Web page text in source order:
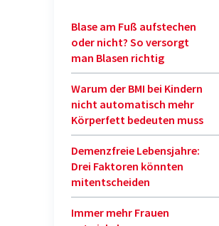
Blase am Fuß aufstechen
oder nicht? So versorgt
man Blasen richtig
Warum der BMI bei Kindern
nicht automatisch mehr
Körperfett bedeuten muss
Demenzfreie Lebensjahre:
Drei Faktoren könnten
mitentscheiden
Immer mehr Frauen